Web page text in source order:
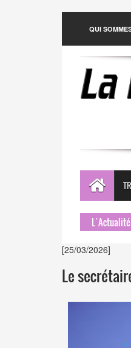
QUI
[25/03/2026]
Le